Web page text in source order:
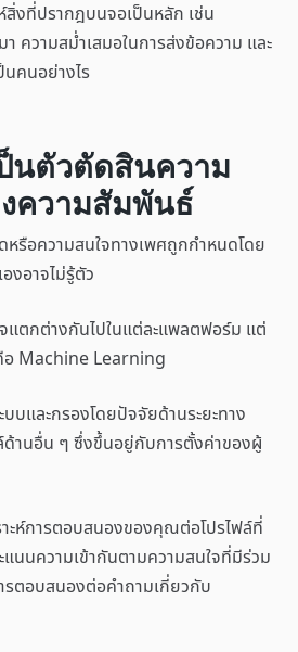
ห์สิ่งที่ปรากฎบนจอเป็นหลัก เช่น
ความสม่ำเสมอในการส่งข้อความ และ
นคนอย่างไร
นตัวตัดสินความ
ความสัมพันธ์
รือความสนใจทางเพศถูกกำหนดโดย
งอาจไม่รู้ตัว
จแตกต่างกันไปในแต่ละแพลตฟอร์ม แต่
Machine Learning
บบและกรองโดยปัจจัยด้านระยะทาง
ด้านอื่น ๆ ซึ่งขึ้นอยู่กับการตั้งค่าของผู้
าะห์การตอบสนองของคุณต่อโปรไฟล์ที่
นนความเข้ากันตามความสนใจที่มีร่วม
รตอบสนองต่อคำถามเกี่ยวกับ